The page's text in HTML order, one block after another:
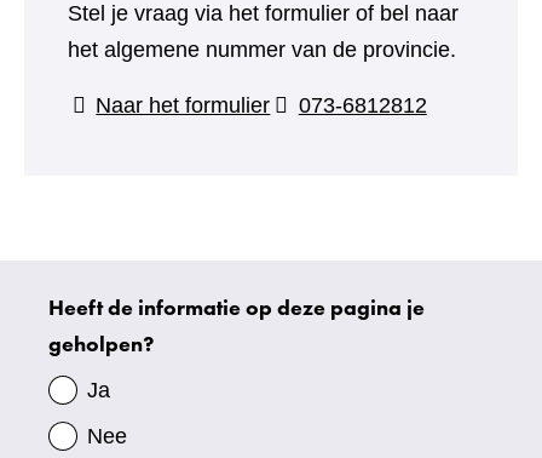
Stel je vraag via het formulier of bel naar
het algemene nummer van de provincie.
Naar het formulier(verwijst
073-6812812
Uw
gegevens
Heeft de informatie op deze pagina je
geholpen?
Ja
Nee